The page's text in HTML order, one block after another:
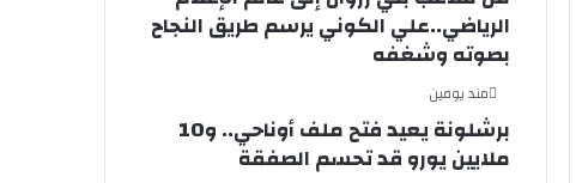
الرياضي..علي الكوني يرسم طريق النجاح
بصوته وشغفه
مند يومين
برشلونة يعيد فتح ملف أوناحي.. و10
ملايين يورو قد تحسم الصفقة